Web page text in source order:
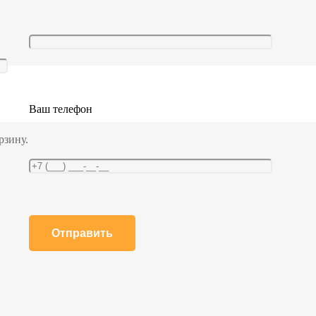
Ваш телефон